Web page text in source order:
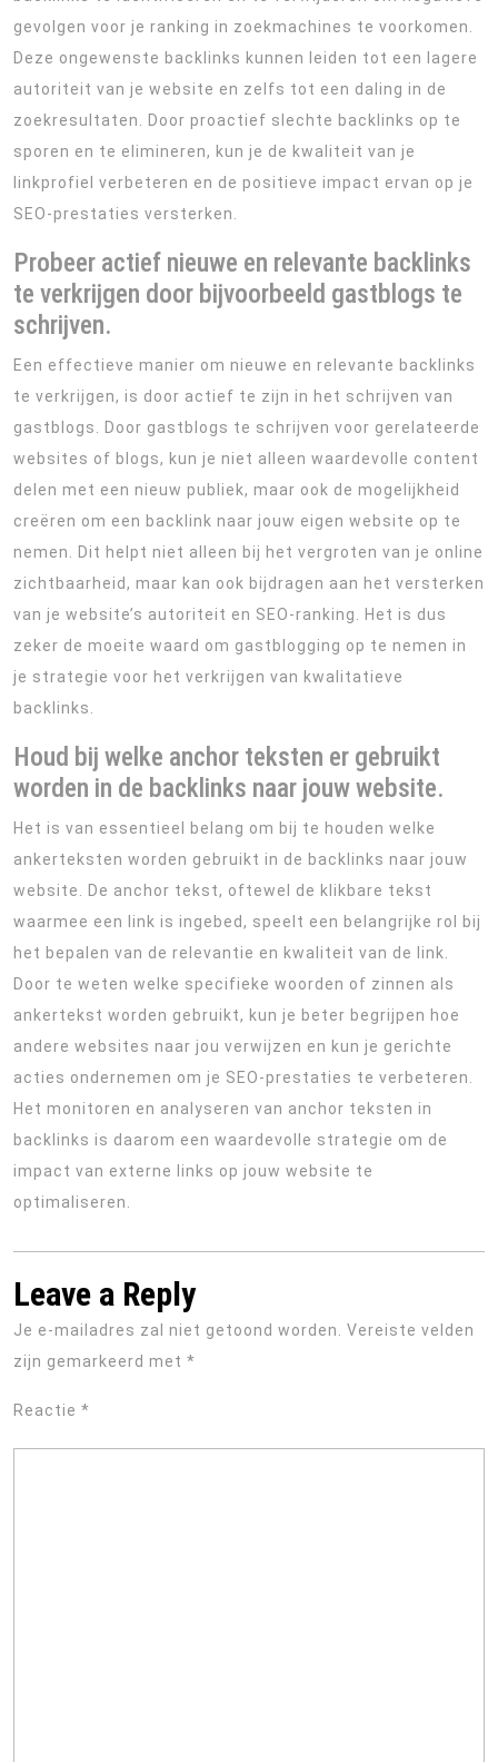
gevolgen voor je ranking in zoekmachines te voorkomen.
Deze ongewenste backlinks kunnen leiden tot een lagere
autoriteit van je website en zelfs tot een daling in de
zoekresultaten. Door proactief slechte backlinks op te
sporen en te elimineren, kun je de kwaliteit van je
linkprofiel verbeteren en de positieve impact ervan op je
SEO-prestaties versterken.
Probeer actief nieuwe en relevante backlinks
te verkrijgen door bijvoorbeeld gastblogs te
schrijven.
Een effectieve manier om nieuwe en relevante backlinks
te verkrijgen, is door actief te zijn in het schrijven van
gastblogs. Door gastblogs te schrijven voor gerelateerde
websites of blogs, kun je niet alleen waardevolle content
delen met een nieuw publiek, maar ook de mogelijkheid
creëren om een backlink naar jouw eigen website op te
nemen. Dit helpt niet alleen bij het vergroten van je online
zichtbaarheid, maar kan ook bijdragen aan het versterken
van je website’s autoriteit en SEO-ranking. Het is dus
zeker de moeite waard om gastblogging op te nemen in
je strategie voor het verkrijgen van kwalitatieve
backlinks.
Houd bij welke anchor teksten er gebruikt
worden in de backlinks naar jouw website.
Het is van essentieel belang om bij te houden welke
ankerteksten worden gebruikt in de backlinks naar jouw
website. De anchor tekst, oftewel de klikbare tekst
waarmee een link is ingebed, speelt een belangrijke rol bij
het bepalen van de relevantie en kwaliteit van de link.
Door te weten welke specifieke woorden of zinnen als
ankertekst worden gebruikt, kun je beter begrijpen hoe
andere websites naar jou verwijzen en kun je gerichte
acties ondernemen om je SEO-prestaties te verbeteren.
Het monitoren en analyseren van anchor teksten in
backlinks is daarom een waardevolle strategie om de
impact van externe links op jouw website te
optimaliseren.
Leave a Reply
Je e-mailadres zal niet getoond worden.
Vereiste velden
zijn gemarkeerd met *
Reactie *